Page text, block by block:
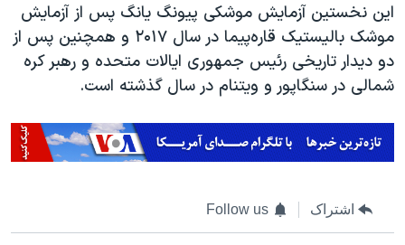
این نخستین آزمایش موشکی پیونگ‌ یانگ پس از آزمایش
موشک بالیستیک قاره‌پیما در سال ۲۰۱۷ و همچنین پس از
دو دیدار تاریخی رئیس جمهوری ایالات متحده و رهبر کره
شمالی در سنگاپور و ویتنام در سال گذشته است.
اشتراک Follow us